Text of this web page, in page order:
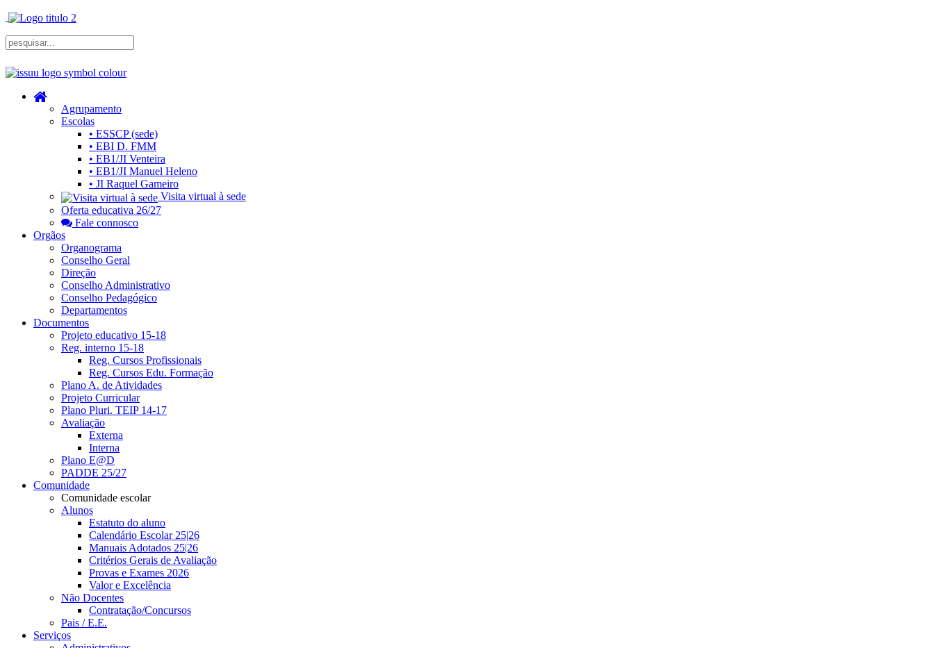
Agrupamento
Escolas
• ESSCP (sede)
• EBI D. FMM
• EB1/JI Venteira
• EB1/JI Manuel Heleno
• JI Raquel Gameiro
Visita virtual à sede
Oferta educativa 26/27
Fale connosco
Orgãos
Organograma
Conselho Geral
Direção
Conselho Administrativo
Conselho Pedagógico
Departamentos
Documentos
Projeto educativo 15-18
Reg. interno 15-18
Reg. Cursos Profissionais
Reg. Cursos Edu. Formação
Plano A. de Atividades
Projeto Curricular
Plano Pluri. TEIP 14-17
Avaliação
Externa
Interna
Plano E@D
PADDE 25/27
Comunidade
Comunidade escolar
Alunos
Estatuto do aluno
Calendário Escolar 25|26
Manuais Adotados 25|26
Critérios Gerais de Avaliação
Provas e Exames 2026
Valor e Excelência
Não Docentes
Contratação/Concursos
Pais / E.E.
Serviços